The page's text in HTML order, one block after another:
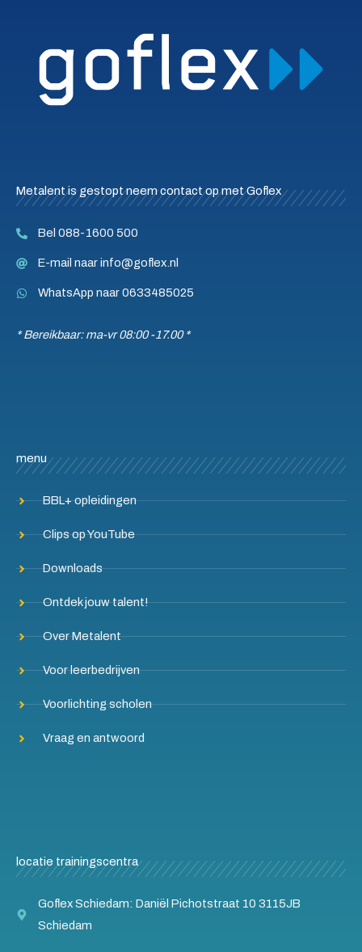
Metalent is gestopt neem contact op met Goflex
Bel 088-1600 500
E-mail naar info@goflex.nl
WhatsApp naar 0633485025
* Bereikbaar: ma-vr 08:00 -17.00 *
menu
BBL+ opleidingen
Clips op YouTube
Downloads
Ontdek jouw talent!
Over Metalent
Voor leerbedrijven
Voorlichting scholen
Vraag en antwoord
locatie trainingscentra
Goflex Schiedam: Daniël Pichotstraat 10 3115JB
Schiedam